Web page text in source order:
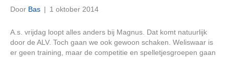
Door Bas | 1 oktober 2014
A.s. vrijdag loopt alles anders bij Magnus. Dat komt natuurlijk
door de ALV. Toch gaan we ook gewoon schaken. Weliswaar is
er geen training, maar de competitie en spelletjesgroepen gaan